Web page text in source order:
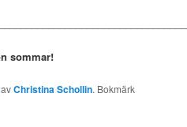
sommar!
avChristina Schollin. Bokmärk